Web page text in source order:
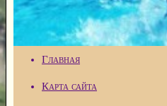
Главная
Карта сайта